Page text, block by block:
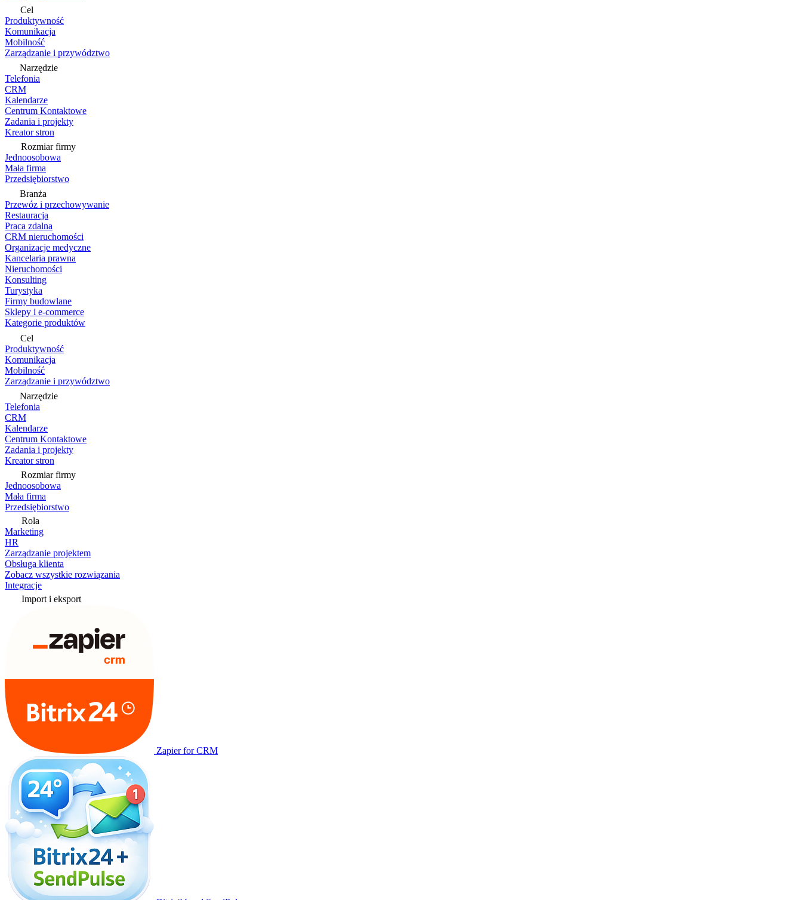
Cel
Produktywność
Komunikacja
Mobilność
Zarządzanie i przywództwo
Narzędzie
Telefonia
CRM
Kalendarze
Centrum Kontaktowe
Zadania i projekty
Kreator stron
Rozmiar firmy
Jednoosobowa
Mała firma
Przedsiębiorstwo
Branża
Przewóz i przechowywanie
Restauracja
Praca zdalna
CRM nieruchomości
Organizacje medyczne
Kancelaria prawna
Nieruchomości
Konsulting
Turystyka
Firmy budowlane
Sklepy i e-commerce
Kategorie produktów
Cel
Produktywność
Komunikacja
Mobilność
Zarządzanie i przywództwo
Narzędzie
Telefonia
CRM
Kalendarze
Centrum Kontaktowe
Zadania i projekty
Kreator stron
Rozmiar firmy
Jednoosobowa
Mała firma
Przedsiębiorstwo
Rola
Marketing
HR
Zarządzanie projektem
Obsługa klienta
Zobacz wszystkie rozwiązania
Integracje
Import i eksport
Zapier for CRM